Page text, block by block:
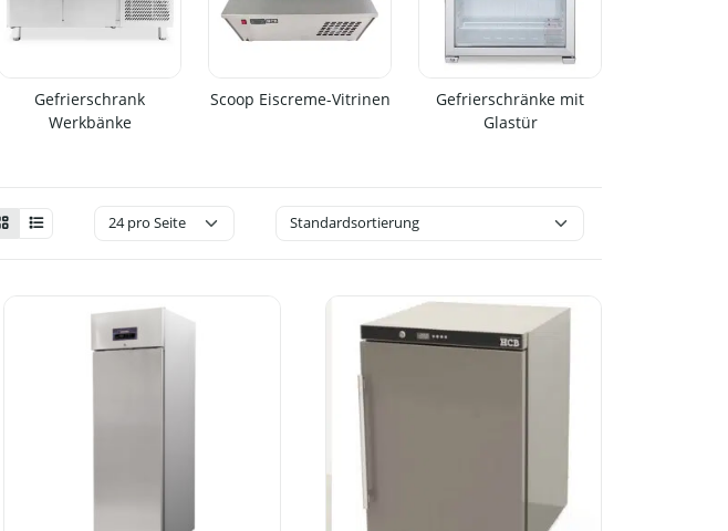
Gefrierschrank
Werkbänke
Scoop Eiscreme-Vitrinen
Gefrierschränke mit
Glastür